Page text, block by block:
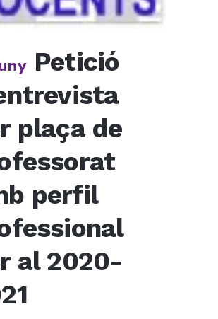
Petició
plaça de
perfil
al 2020-